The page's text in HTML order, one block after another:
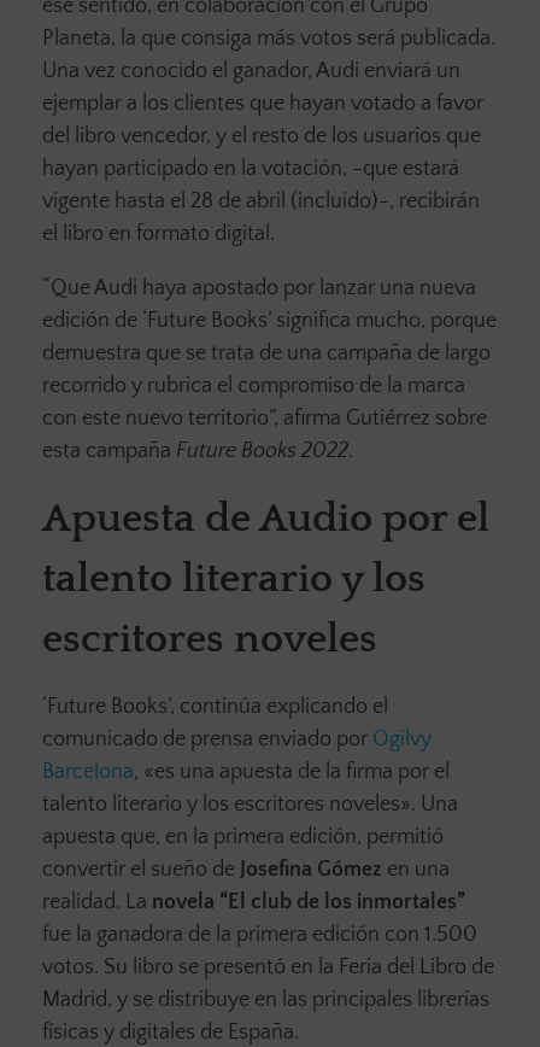
ese sentido, en colaboración con el Grupo
Planeta, la que consiga más votos será publicada.
Una vez conocido el ganador, Audi enviará un
ejemplar a los clientes que hayan votado a favor
del libro vencedor, y el resto de los usuarios que
hayan participado en la votación, -que estará
vigente hasta el 28 de abril (incluido)-, recibirán
el libro en formato digital.
“Que Audi haya apostado por lanzar una nueva
edición de ‘Future Books’ significa mucho, porque
demuestra que se trata de una campaña de largo
recorrido y rubrica el compromiso de la marca
con este nuevo territorio”, afirma Gutiérrez sobre
esta campaña Future Books 2022.
Apuesta de Audio por el
talento literario y los
escritores noveles
‘Future Books’, continúa explicando el
comunicado de prensa enviado por Ogilvy
Barcelona, «es una apuesta de la firma por el
talento literario y los escritores noveles». Una
apuesta que, en la primera edición, permitió
convertir el sueño de Josefina Gómez en una
realidad. La novela “El club de los inmortales”
fue la ganadora de la primera edición con 1.500
votos. Su libro se presentó en la Feria del Libro de
Madrid, y se distribuye en las principales librerías
físicas y digitales de España.